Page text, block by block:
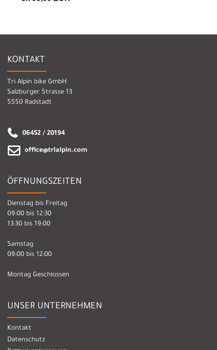
KONTAKT
Tri Alpin bike GmbH
Salzburger Strasse 13
5550 Radstadt
06452 / 20194
office@trialpin.com
ÖFFNUNGSZEITEN
Dienstag bis Freitag
09:00 bis 12:30
13:30 bis 19:00
Samstag
09:00 bis 12:00
Montag Geschlossen
UNSER UNTERNEHMEN
Kontakt
Datenschutz